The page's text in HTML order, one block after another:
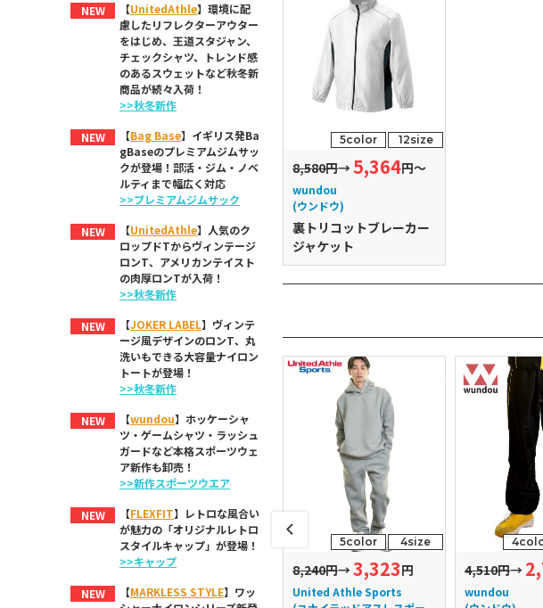
5color 12size
8,580円→5,364円～
wundou
(ウンドウ)
裏トリコットブレーカー
ジャケット
14,520円
RED KAP
5color 4size
8,240円→3,323円
United Athle Sports
4,510円→
wundou
NEW 【UnitedAthle】環境に配
慮したリフレクターアウター
をはじめ、王道スタジャン、
チェックシャツ、トレンド感
のあるスウェットなど秋冬新
商品が続々入荷！
>>秋冬新作
NEW 【Bag Base】イギリス発Ba
gBaseのプレミアムジムサッ
クが登場！部活・ジム・ノベ
ルティまで幅広く対応
>>プレミアムジムサック
NEW 【UnitedAthle】人気のク
ロップドTからヴィンテージ
ロンT、アメリカンテイスト
の肉厚ロンTが入荷！
>>秋冬新作
NEW 【JOKER LABEL】ヴィンテ
ージ風デザインのロンT、丸
洗いもできる大容量ナイロン
トートが登場！
>>秋冬新作
NEW 【wundou】ホッケーシャ
ツ・ゲームシャツ・ラッシュ
ガードなど本格スポーツウェ
ア新作も卸売！
>>新作スポーツウエア
NEW 【FLEXFIT】レトロな風合い
が魅力の「オリジナルレトロ
スタイルキャップ」が登場！
>>キャップ
NEW 【MARKLESS STYLE】ワッ